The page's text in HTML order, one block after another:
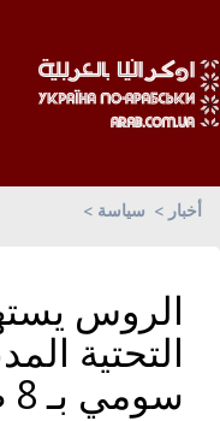
أخبار سياسة
الروس
التحتية
سومي بـ 8 طائرات مسيّرة